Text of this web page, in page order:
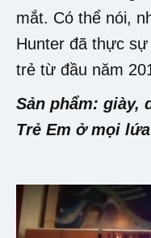
mắt. Có thể nói,
Hunter đã thực
trẻ từ đầu năm
Sản phẩm: giày,
Trẻ Em ở mọi